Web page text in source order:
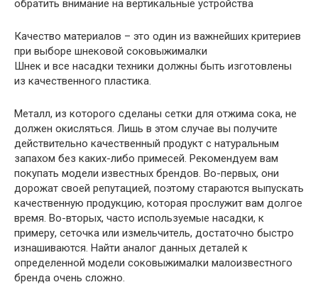
обратить внимание на вертикальные устройства
Качество материалов – это один из важнейших критериев
при выборе шнековой соковыжималки
Шнек и все насадки техники должны быть изготовлены
из качественного пластика.
Металл, из которого сделаны сетки для отжима сока, не
должен окисляться. Лишь в этом случае вы получите
действительно качественный продукт с натуральным
запахом без каких-либо примесей. Рекомендуем вам
покупать модели известных брендов. Во-первых, они
дорожат своей репутацией, поэтому стараются выпускать
качественную продукцию, которая прослужит вам долгое
время. Во-вторых, часто используемые насадки, к
примеру, сеточка или измельчитель, достаточно быстро
изнашиваются. Найти аналог данных деталей к
определенной модели соковыжималки малоизвестного
бренда очень сложно.